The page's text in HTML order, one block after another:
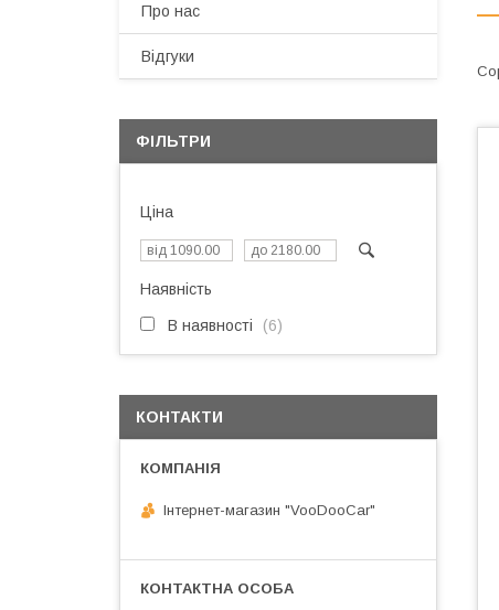
Про нас
Відгуки
ФІЛЬТРИ
Ціна
Наявність
В наявності 6
КОНТАКТИ
Інтернет-магазин "VooDooCar"